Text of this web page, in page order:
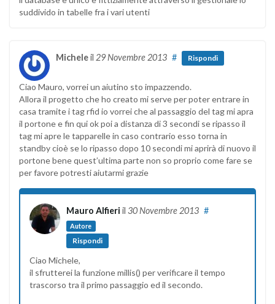
suddivido in tabelle fra i vari utenti
Micheleil 29 Novembre 2013 # Rispondi
Ciao Mauro, vorrei un aiutino sto impazzendo.
Allora il progetto che ho creato mi serve per poter entrare in
casa tramite i tag rfid io vorrei che al passaggio del tag mi apra
il portone e fin qui ok poi a distanza di 3 secondi se ripasso il
tag mi apre le tapparelle in caso contrario esso torna in
standby cioè se lo ripasso dopo 10 secondi mi aprirà di nuovo il
portone bene quest’ultima parte non so proprio come fare se
per favore potresti aiutarmi grazie
Mauro Alfieri il 30 Novembre 2013
Autore
#
Rispondi
Ciao Michele,
il sfrutterei la funzione millis() per verificare il tempo
trascorso tra il primo passaggio ed il secondo.